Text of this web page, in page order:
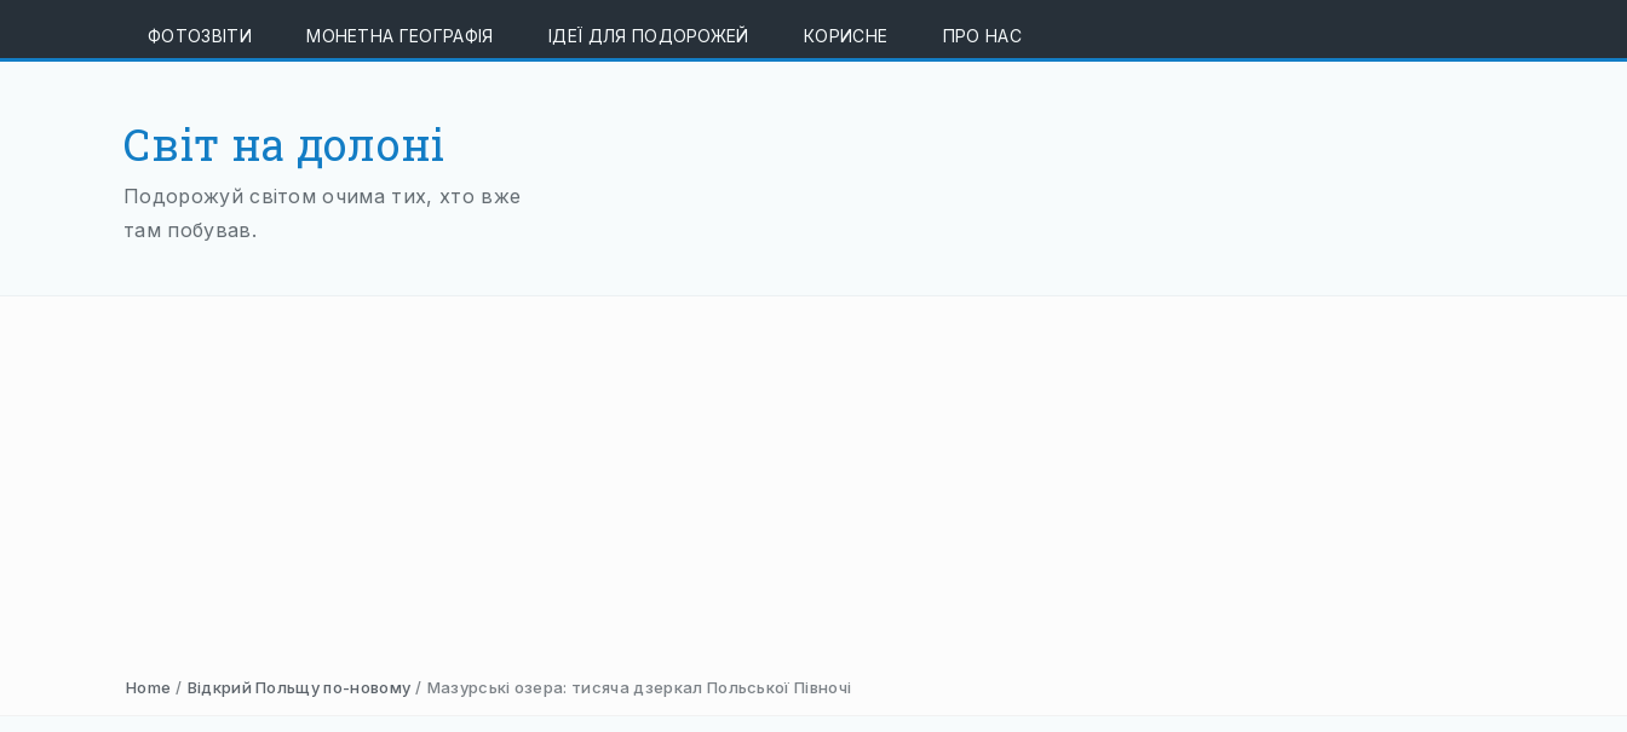
ФОТОЗВІТИ МОНЕТНА ГЕОГРАФІЯ ІДЕЇ ДЛЯ ПОДОРОЖЕЙ КОРИСНЕ ПРО НАС
Світ на долоні
Подорожуй світом очима тих, хто вже
там побував.
Home / Відкрий Польщу по-новому / Мазурські озера: тисяча дзеркал Польської Півночі